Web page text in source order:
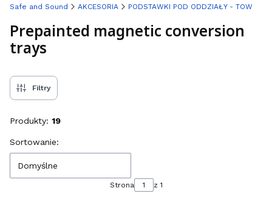
Safe and Sound AKCESORIA PODSTAWKI POD ODDZIAŁY - TOW
Prepainted magnetic conversion
trays
Filtry
Produkty: 19
Lista produktów
Sortowanie:
Domyślne
Strona z 1